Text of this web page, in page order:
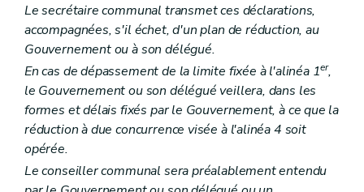
Art. L1531-2
Chapitre II Droits et devoirs
Art. L1532-1
Art. L1532-2
Art. L1532-3
Art. L1532-4
Art. L1532-5
Chapitre III Médiation et charte de l'utilisateur
Art. L1533-1
Art. L1541-1
Art. L1541-2
Le secrétaire communal transmet ces déclarations,
accompagnées, s'il échet, d'un plan de réduction, au
Gouvernement ou à son délégué.
En cas de dépassement de la limite fixée à l'alinéa 1er,
le Gouvernement ou son délégué veillera, dans les
formes et délais fixés par le Gouvernement, à ce que la
réduction à due concurrence visée à l'alinéa 4 soit
opérée.
Le conseiller communal sera préalablement entendu